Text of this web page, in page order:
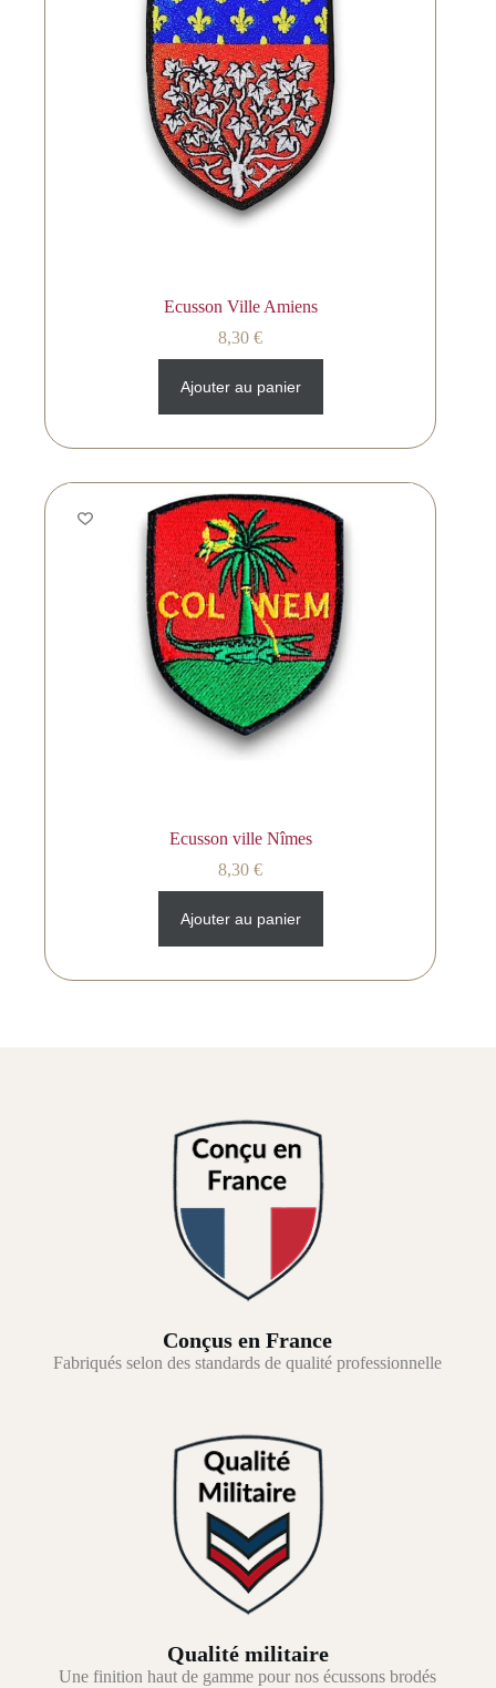
Ecusson Ville Amiens
8,30€
Ajouter au panier
Ecusson ville Nîmes
8,30€
Ajouter au panier
Conçus en France
Fabriqués selon des standards de qualité professionnelle
Qualité militaire
Une finition haut de gamme pour nos écussons brodés